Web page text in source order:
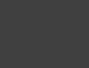
utilizaremos